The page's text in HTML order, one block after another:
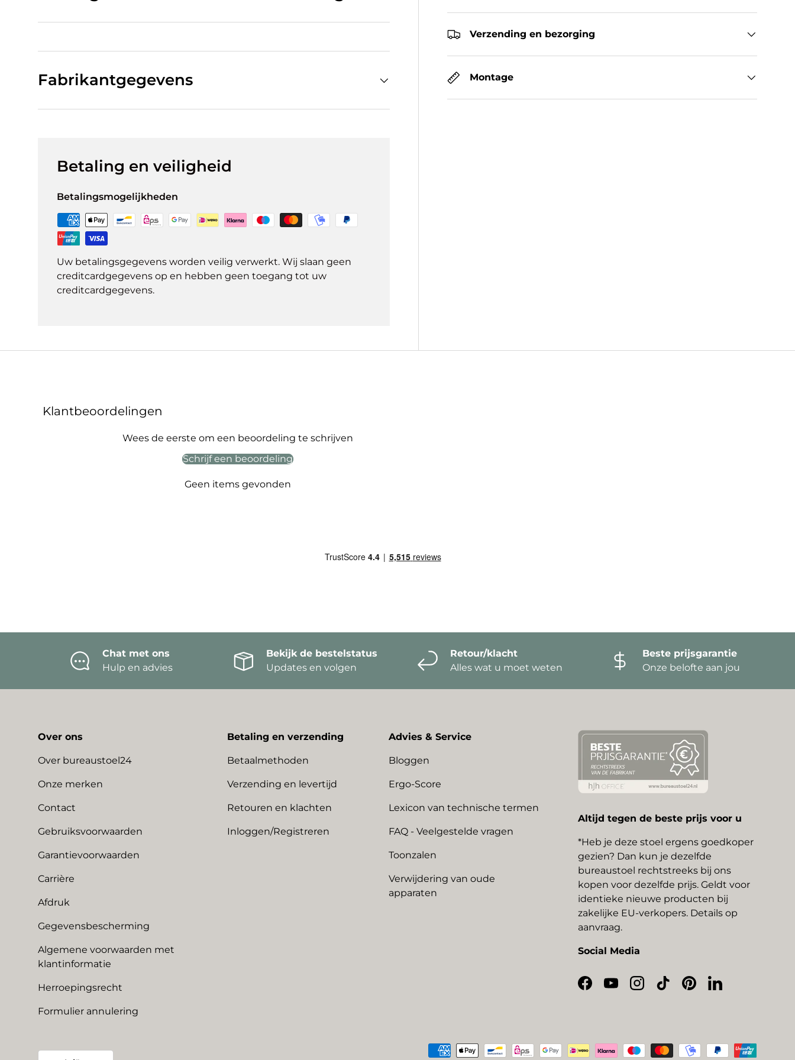
Verzending en bezorging
Montage
Fabrikantgegevens
Betaling en veiligheid
Betalingsmogelijkheden
Uw betalingsgegevens worden veilig verwerkt. Wij slaan geen
creditcardgegevens op en hebben geen toegang tot uw
creditcardgegevens.
Klantbeoordelingen
Wees de eerste om een beoordeling te schrijven
Schrijf een beoordeling
Geen items gevonden
Chat met ons
Hulp en advies
Bekijk de bestelstatus
Updates en volgen
Retour/klacht
Alles wat u moet weten
Beste prijsgarantie
Onze belofte aan jou
Over ons
Over bureaustoel24
Onze merken
Contact
Gebruiksvoorwaarden
Garantievoorwaarden
Carrière
Afdruk
Gegevensbescherming
Algemene voorwaarden met
klantinformatie
Herroepingsrecht
Formulier annulering
Betaling en verzending
Betaalmethoden
Verzending en levertijd
Retouren en klachten
Inloggen/Registreren
Advies & Service
Bloggen
Ergo-Score
Lexicon van technische termen
FAQ - Veelgestelde vragen
Toonzalen
Verwijdering van oude
apparaten
Altijd tegen de beste prijs voor u
*Heb je deze stoel ergens goedkoper
gezien? Dan kun je dezelfde
bureaustoel rechtstreeks bij ons
kopen voor dezelfde prijs. Geldt voor
identieke nieuwe producten bij
zakelijke EU-verkopers. Details op
aanvraag.
Social Media
Facebook
YouTubeInstagram
TikTokPinterestLinkedIn
Geaccepteerde betaalmethoden